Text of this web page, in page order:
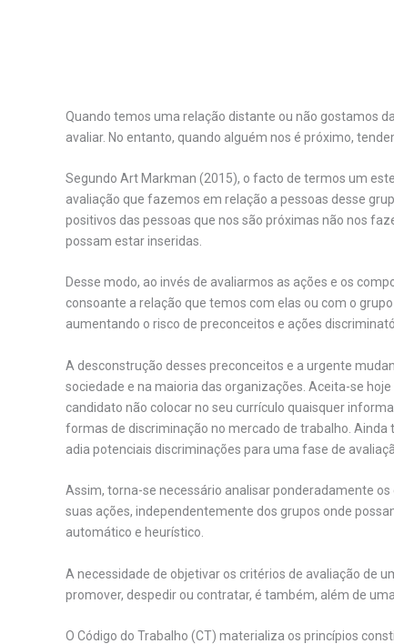
Quando temos uma relação distante ou não gostamos
avaliar. No entanto, quando alguém nos é próximo,
Segundo Art Markman (2015), o facto de termos um
avaliação que fazemos em relação a pessoas desse
positivos das pessoas que nos são próximas não nos
possam estar inseridas.
Desse modo, ao invés de avaliarmos as ações e os
consoante a relação que temos com elas ou com o
aumentando o risco de preconceitos e ações
A desconstrução desses preconceitos e a urgente
sociedade e na maioria das organizações. Aceita-se
candidato não colocar no seu currículo quaisquer
formas de discriminação no mercado de trabalho.
adia potenciais discriminações para uma fase de
Assim, torna-se necessário analisar ponderadamente
suas ações, independentemente dos grupos onde
automático e heurístico.
A necessidade de objetivar os critérios de avaliação de
promover, despedir ou contratar, é também, além de
O Código do Trabalho (CT) materializa os princípios